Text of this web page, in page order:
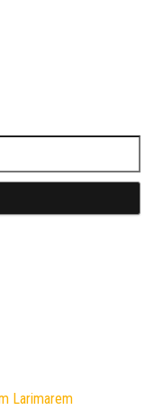
Larimarem